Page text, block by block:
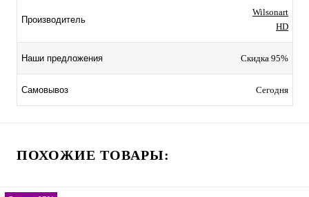
Производитель
Wilsonart
HD
Наши предложения Скидка 95%
Самовывоз Сегодня
ПОХОЖИЕ ТОВАРЫ: